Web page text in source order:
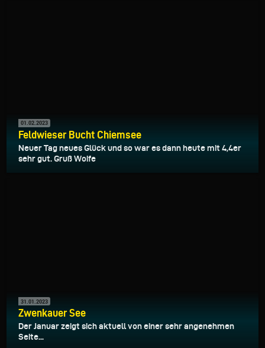
01.02.2023
Feldwieser Bucht Chiemsee
Neuer Tag neues Glück und so war es dann heute mit 4,4er
sehr gut. Gruß Woife
31.01.2023
Zwenkauer See
Der Januar zeigt sich aktuell von einer sehr angenehmen
Seite...